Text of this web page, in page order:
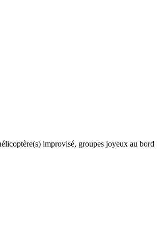
improvisé, groupes joyeux au bord